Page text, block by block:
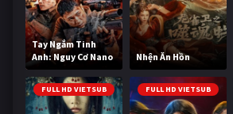
Tay Ngắm Tinh
Anh: Nguy Cơ Nano
Nhện Ăn Hồn
FULL HD VIETSUB FULL HD VIETSUB